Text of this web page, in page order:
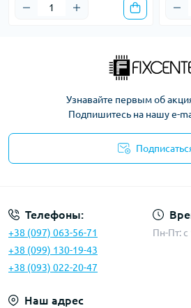
Узнавайте первым об
Подпишитесь на нашу e-
Телефоны:
+38 (097) 063-56-71
+38 (099) 130-19-43
+38 (093) 022-20-47
Пн-Пт: c
Наш адрес